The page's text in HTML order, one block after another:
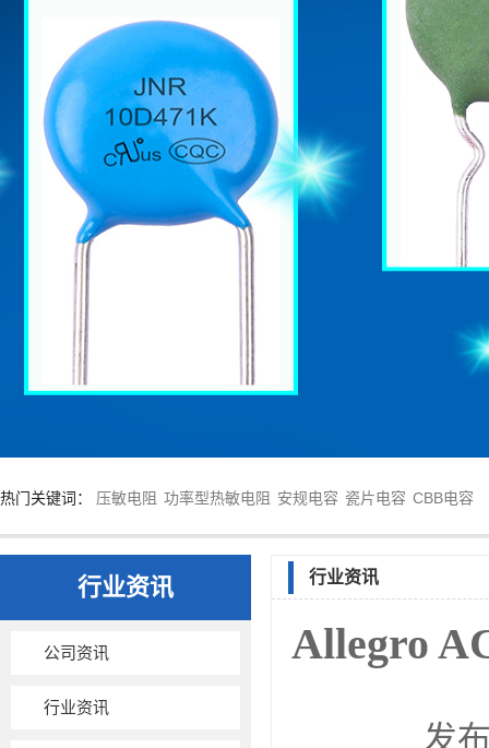
热门关键词： 压敏电阻 功率型热敏电阻 安规电容 瓷片电容 CBB电容
行业资讯
公司资讯
行业资讯
行业资讯
Allegro
发